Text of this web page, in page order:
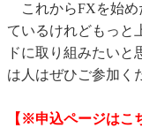
これからFXを始め
ているけれどもっと
ドに取り組みたいと
は人はぜひご参加く
【※申込ページはこ